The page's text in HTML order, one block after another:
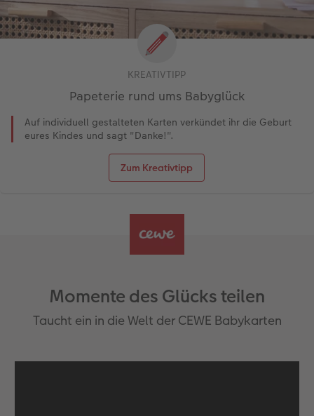
KREATIVTIPP
Papeterie rund ums Babyglück
Auf individuell gestalteten Karten verkündet ihr die Geburt
eures Kindes und sagt "Danke!".
Zum Kreativtipp
Momente des Glücks teilen
Taucht ein in die Welt der CEWE Babykarten